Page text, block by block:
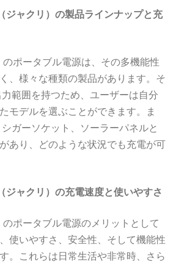
ジャクリ）の製品ラインナップと充
ポータブル電源は、その多機能性
、様々な種類の製品があります。そ
範囲を持つため、ユーザーは自分
モデルを選ぶことができます。ま
ガーソケット、ソーラーパネルと
あり、どのような状況でも充電が可
ジャクリ）の充電速度と使いやすさ
ポータブル電源のメリットとして
使いやすさ、安全性、そして機能性
。これらは日常生活や非常時、さら